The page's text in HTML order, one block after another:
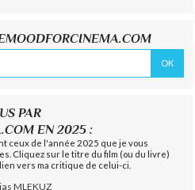
PAR
EN 2025 :
ceux de l'année 2025 que je vous
Cliquez sur le titre du film (ou du livre)
vers ma critique de celui-ci.
MLEKUZ